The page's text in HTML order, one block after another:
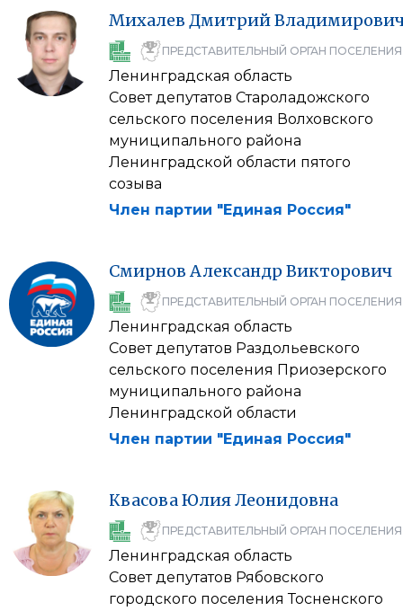
Михалев Дмитрий
ПРЕДСТАВИТЕЛЬНЫЙ ОРГАН ПОСЕЛЕНИЯ
Ленинградская область
Совет депутатов Староладожского
сельского поселения Волховского
муниципального района
Ленинградской области пятого
созыва
Член партии "Единая Россия"
Смирнов Александр Викторович
ПРЕДСТАВИТЕЛЬНЫЙ ОРГАН ПОСЕЛЕНИЯ
Ленинградская область
Совет депутатов Раздольевского
сельского поселения Приозерского
муниципального района
Ленинградской области
Член партии "Единая Россия"
КвасоваЮлияЛеонидовна
ПРЕДСТАВИТЕЛЬНЫЙ ОРГАН ПОСЕЛЕНИЯ
Ленинградская область
Совет депутатов Рябовского
городского поселения Тосненского